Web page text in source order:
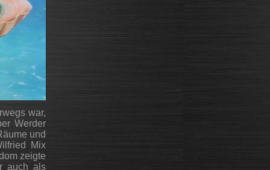
war,
Werder
und
Mix
zeigte
auch als